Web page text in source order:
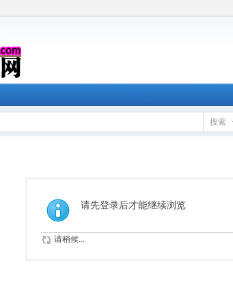
搜索
请先登录后才能继续浏览
请稍候...